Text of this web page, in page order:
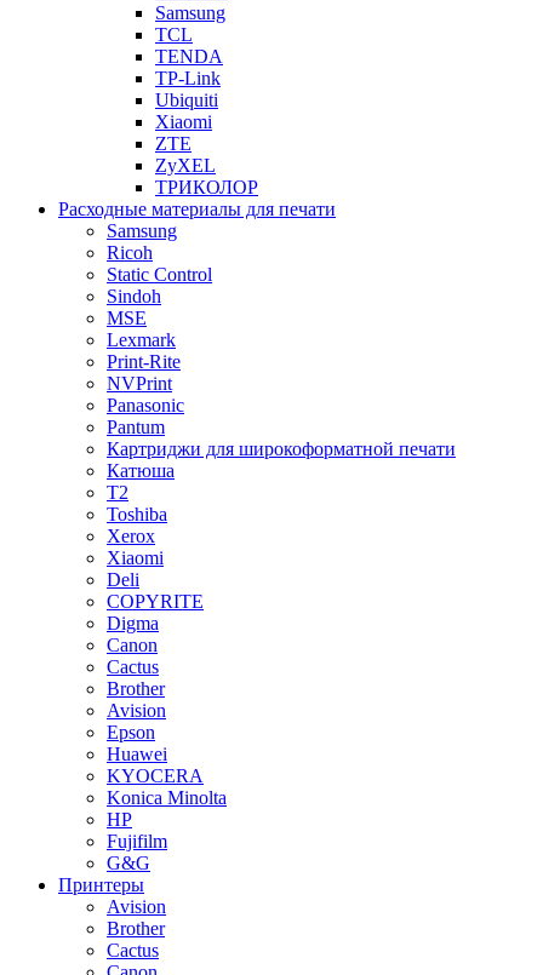
Samsung
TCL
TENDA
TP-Link
Ubiquiti
Xiaomi
ZTE
ZyXEL
ТРИКОЛОР
Расходные материалы для печати
Samsung
Ricoh
Static Control
Sindoh
MSE
Lexmark
Print-Rite
NVPrint
Panasonic
Pantum
Картриджи для широкоформатной печати
Катюша
T2
Toshiba
Xerox
Xiaomi
Deli
COPYRITE
Digma
Canon
Cactus
Brother
Avision
Epson
Huawei
KYOCERA
Konica Minolta
HP
Fujifilm
G&G
Принтеры
Avision
Brother
Cactus